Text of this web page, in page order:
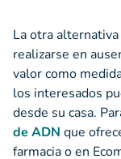
La otra
realizarse en
valor como
los interesados
desde su casa.
de ADN que
farmacia o en